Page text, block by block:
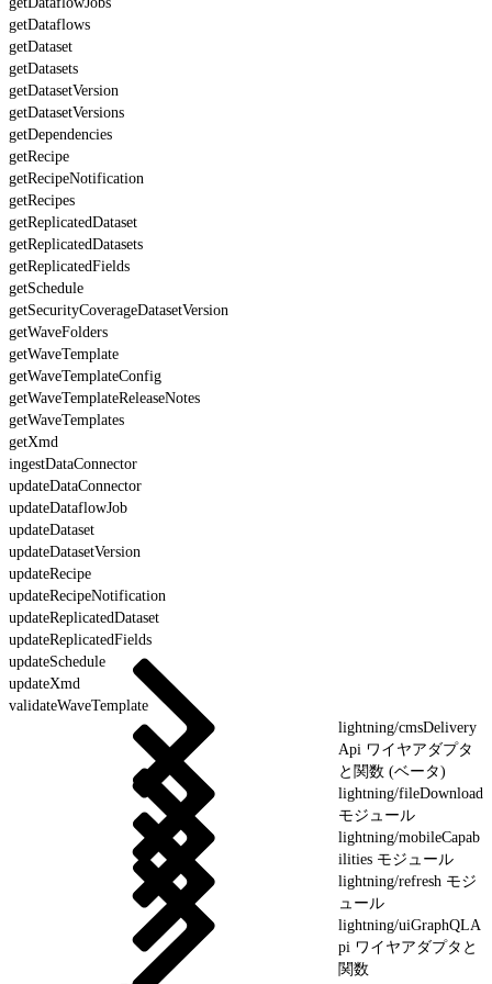
getDataflows
getDataset
getDatasets
getDatasetVersion
getDatasetVersions
getDependencies
getRecipe
getRecipeNotification
getRecipes
getReplicatedDataset
getReplicatedDatasets
getReplicatedFields
getSchedule
getSecurityCoverageDatasetVersion
getWaveFolders
getWaveTemplate
getWaveTemplateConfig
getWaveTemplateReleaseNotes
getWaveTemplates
getXmd
ingestDataConnector
updateDataConnector
updateDataflowJob
updateDataset
updateDatasetVersion
updateRecipe
updateRecipeNotification
updateReplicatedDataset
updateReplicatedFields
updateSchedule
updateXmd
validateWaveTemplate
lightning/cmsDelivery
Api ワイヤアダプタ
と関数 (ベータ)
lightning/fileDownload
モジュール
lightning/mobileCapab
ilities モジュール
lightning/refresh モジ
ュール
lightning/uiGraphQLA
pi ワイヤアダプタと
関数